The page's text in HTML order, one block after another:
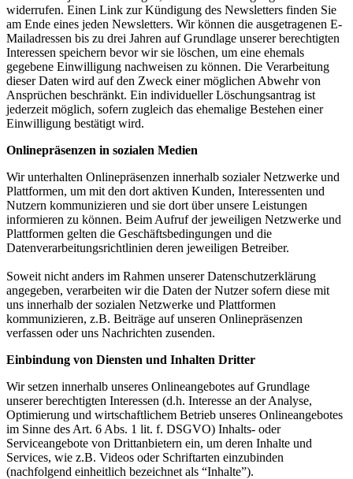
widerrufen. Einen Link zur Kündigung des Newsletters finden Sie
am Ende eines jeden Newsletters. Wir können die ausgetragenen E-
Mailadressen bis zu drei Jahren auf Grundlage unserer berechtigten
Interessen speichern bevor wir sie löschen, um eine ehemals
gegebene Einwilligung nachweisen zu können. Die Verarbeitung
dieser Daten wird auf den Zweck einer möglichen Abwehr von
Ansprüchen beschränkt. Ein individueller Löschungsantrag ist
jederzeit möglich, sofern zugleich das ehemalige Bestehen einer
Einwilligung bestätigt wird.
Onlinepräsenzen in sozialen Medien
Wir unterhalten Onlinepräsenzen innerhalb sozialer Netzwerke und
Plattformen, um mit den dort aktiven Kunden, Interessenten und
Nutzern kommunizieren und sie dort über unsere Leistungen
informieren zu können. Beim Aufruf der jeweiligen Netzwerke und
Plattformen gelten die Geschäftsbedingungen und die
Datenverarbeitungsrichtlinien deren jeweiligen Betreiber.
Soweit nicht anders im Rahmen unserer Datenschutzerklärung
angegeben, verarbeiten wir die Daten der Nutzer sofern diese mit
uns innerhalb der sozialen Netzwerke und Plattformen
kommunizieren, z.B. Beiträge auf unseren Onlinepräsenzen
verfassen oder uns Nachrichten zusenden.
Einbindung von Diensten und Inhalten Dritter
Wir setzen innerhalb unseres Onlineangebotes auf Grundlage
unserer berechtigten Interessen (d.h. Interesse an der Analyse,
Optimierung und wirtschaftlichem Betrieb unseres Onlineangebotes
im Sinne des Art. 6 Abs. 1 lit. f. DSGVO) Inhalts- oder
Serviceangebote von Drittanbietern ein, um deren Inhalte und
Services, wie z.B. Videos oder Schriftarten einzubinden
(nachfolgend einheitlich bezeichnet als “Inhalte”).